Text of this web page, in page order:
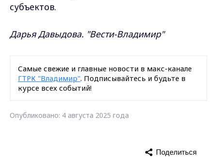
субъектов.
Дарья Давыдова. "Вести-Владимир"
Самые свежие и главные новости в макс-канале
ГТРК "Владимир". Подписывайтесь и будьте в
курсе всех событий!
Опубликовано: 4 августа 2025 года
Поделиться